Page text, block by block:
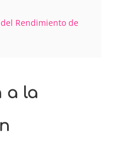
Rendimiento de
a la